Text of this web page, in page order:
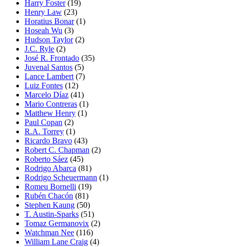
Harry Foster(19)
Henry Law (23)
Horatius Bonar(1)
Hoseah Wu (3)
Hudson Taylor(2)
J.C. Ryle (2)
José R. Frontado (35)
Juvenal Santos (5)
Lance Lambert(7)
Luiz Fontes (12)
Marcelo Díaz (41)
Mario Contreras (1)
Matthew Henry (1)
Paul Copan (2)
R.A. Torrey (1)
Ricardo Bravo (43)
Robert C. Chapman (2)
Roberto Sáez (45)
Rodrigo Abarca (81)
Rodrigo Scheuermann (1)
Romeu Bornelli (19)
Rubén Chacón (81)
Stephen Kaung (50)
T. Austin-Sparks (51)
Tomaz Germanovix (2)
Watchman Nee (116)
William Lane Craig (4)